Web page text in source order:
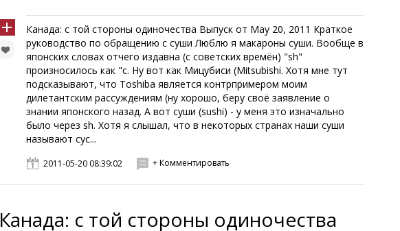
Канада: с той стороны одиночества Выпуск от May 20, 2011 Краткое
руководство по обращению с суши Люблю я макароны суши. Вообще в
японских словах отчего издавна (с советских времён) "sh"
произносилось как "с. Ну вот как Мицубиси (Mitsubishi. Хотя мне тут
подсказывают, что Toshiba является контрпримером моим
дилетантским рассуждениям (ну хорошо, беру своё заявление о
знании японского назад. А вот суши (sushi) - у меня это изначально
было через sh. Хотя я слышал, что в некоторых странах наши суши
называют сус...
2011-05-20 08:39:02 + Комментировать
Канада: с той стороны одиночества